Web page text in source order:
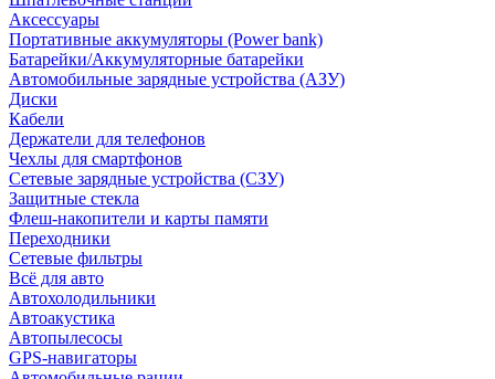
Аксессуары
Портативные аккумуляторы (Power bank)
Батарейки/Аккумуляторные батарейки
Автомобильные зарядные устройства (АЗУ)
Диски
Кабели
Держатели для телефонов
Чехлы для смартфонов
Сетевые зарядные устройства (СЗУ)
Защитные стекла
Флеш-накопители и карты памяти
Переходники
Сетевые фильтры
Всё для авто
Автохолодильники
Автоакустика
Автопылесосы
GPS-навигаторы